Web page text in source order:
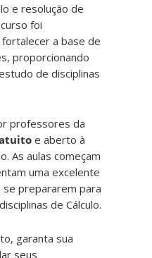
e resolução de
foi
a base de
proporcionando
de disciplinas
professores da
e aberto à
As aulas começam
uma excelente
prepararem para
de Cálculo.
garanta sua
seus